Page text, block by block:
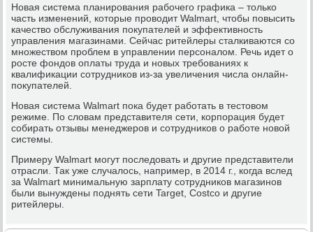
Новая система планирования рабочего графика – только
часть изменений, которые проводит Walmart, чтобы повысить
качество обслуживания покупателей и эффективность
управления магазинами. Сейчас ритейлеры сталкиваются со
множеством проблем в управлении персоналом. Речь идет о
росте фондов оплаты труда и новых требованиях к
квалификации сотрудников из-за увеличения числа онлайн-
покупателей.
Новая система Walmart пока будет работать в тестовом
режиме. По словам представителя сети, корпорация будет
собирать отзывы менеджеров и сотрудников о работе новой
системы.
Примеру Walmart могут последовать и другие представители
отрасли. Так уже случалось, например, в 2014 г., когда вслед
за Walmart минимальную зарплату сотрудников магазинов
были вынуждены поднять сети Target, Costco и другие
ритейлеры.